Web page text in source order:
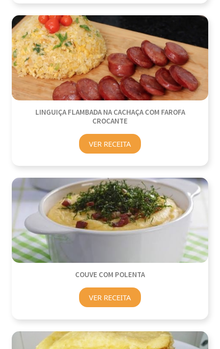
LINGUIÇA FLAMBADA NA CACHAÇA COM FAROFA
CROCANTE
VER RECEITA
COUVE COM POLENTA
VER RECEITA